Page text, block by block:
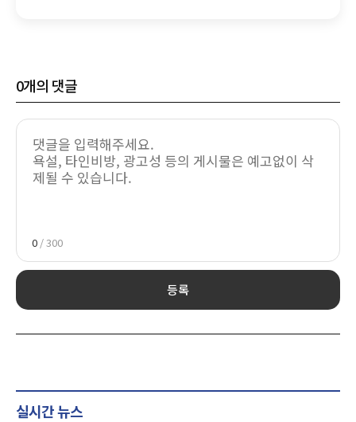
0개의 댓글
0 / 300
등록
실시간 뉴스